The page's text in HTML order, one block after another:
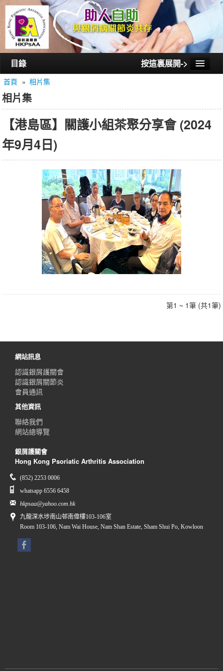
目錄 按這裏展開->
首頁
認識銀屑護關會
認識銀屑關節炎
活動/講座
會員通訊
聯絡我們
首頁 » 相片集
相片集
【港島區】關護小組茶聚分享會 (2024
年9月4日)
第1 ~ 1筆 (共1筆)
網站訊息
認識銀屑護關會
認識銀屑關節炎
會員通訊
其他資訊
聯絡我們
網站總導覽
銀屑護關會
Hong Kong Psoriatic Arthritis Association
(852) 2253 0006
whatsapp 6556 6458
hkpsaa@yahoo.com.hk
九龍深水埗南山邨南偉樓103-106室
Room 103-106, Nam Wai House, Nam Shan Estate, Sham Shui Po, Kowloon